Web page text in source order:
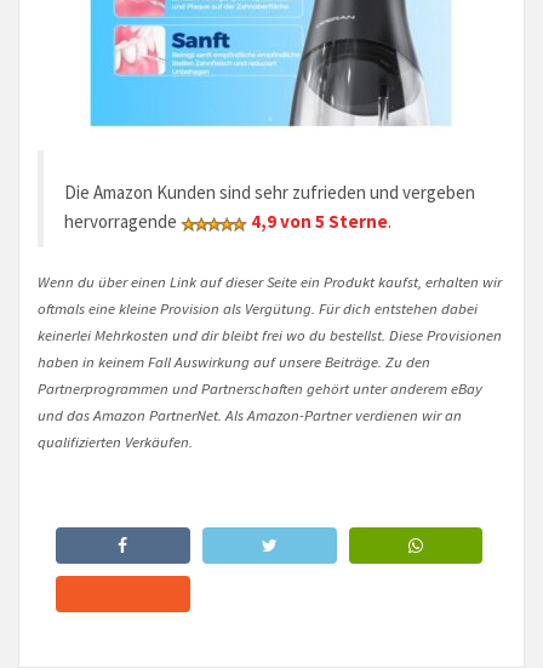
Die Amazon Kunden sind sehr zufrieden und vergeben
hervorragende
4,9 von 5 Sterne.
Wenn du über einen Link auf dieser Seite ein Produkt kaufst, erhalten wir
oftmals eine kleine Provision als Vergütung. Für dich entstehen dabei
keinerlei Mehrkosten und dir bleibt frei wo du bestellst. Diese Provisionen
haben in keinem Fall Auswirkung auf unsere Beiträge. Zu den
Partnerprogrammen und Partnerschaften gehört unter anderem eBay
und das Amazon PartnerNet. Als Amazon-Partner verdienen wir an
qualifizierten Verkäufen.